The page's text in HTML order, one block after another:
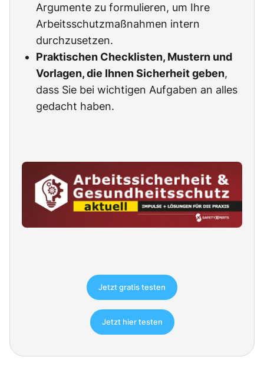
Argumente zu formulieren, um Ihre
Arbeitsschutzmaßnahmen intern
durchzusetzen.
Praktischen Checklisten, Mustern und
Vorlagen, die Ihnen Sicherheit geben,
dass Sie bei wichtigen Aufgaben an alles
gedacht haben.
Jetzt gratis testen
Jetzt hier testen